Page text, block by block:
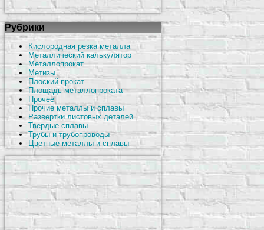
Рубрики
Кислородная резка металла
Металлический калькулятор
Металлопрокат
Метизы
Плоский прокат
Площадь металлопроката
Прочее
Прочие металлы и сплавы
Развертки листовых деталей
Твердые сплавы
Трубы и трубопроводы
Цветные металлы и сплавы